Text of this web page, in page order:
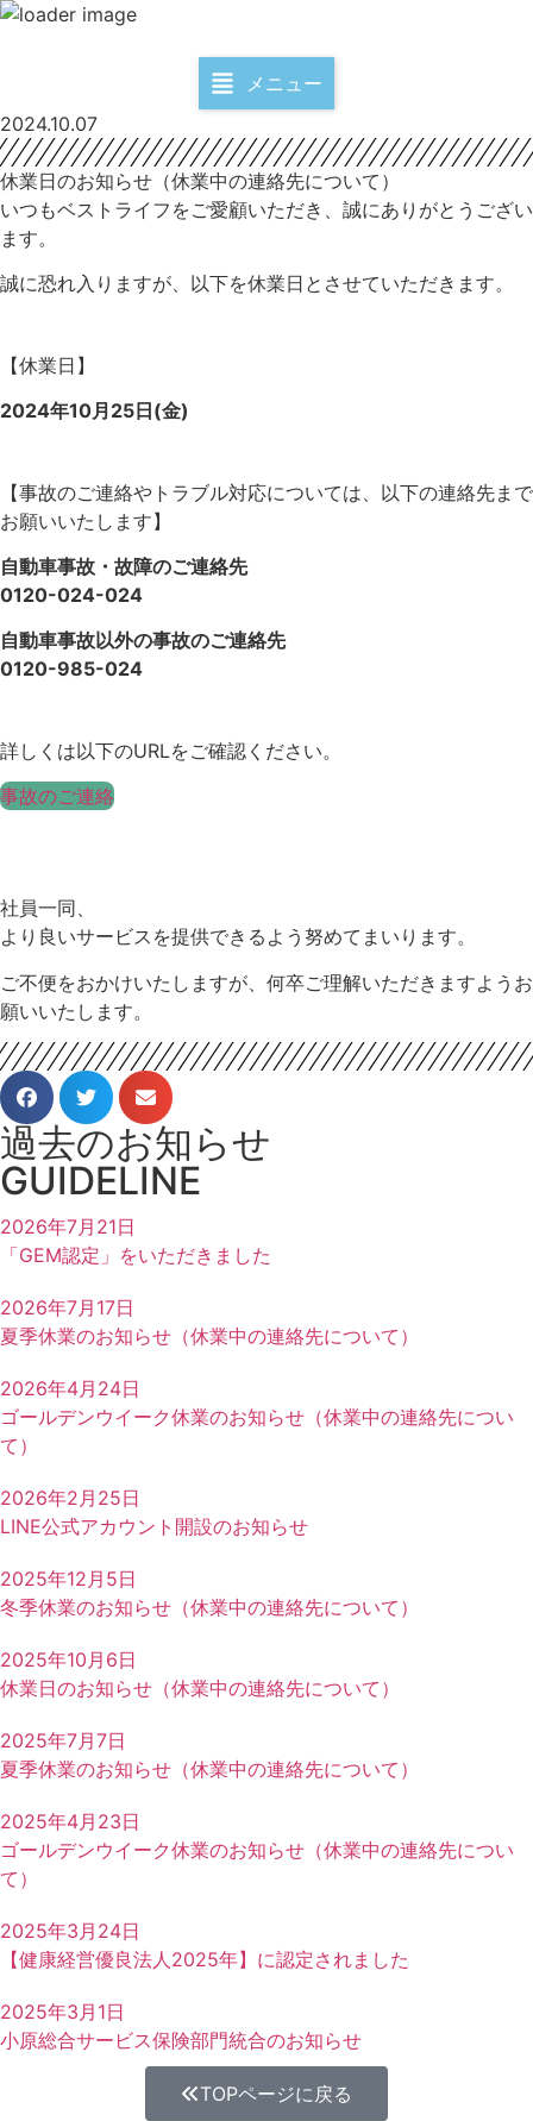
メニュー
2024.10.07
休業日のお知らせ（休業中の連絡先について）
いつもベストライフをご愛顧いただき、誠にありがとうござい
ます。
誠に恐れ入りますが、以下を休業日とさせていただきます。
【休業日】
2024年10月25日(金)
【事故のご連絡やトラブル対応については、以下の連絡先まで
お願いいたします】
自動車事故・故障のご連絡先
0120-024-024
自動車事故以外の事故のご連絡先
0120-985-024
詳しくは以下のURLをご確認ください。
事故のご連絡
社員一同、
より良いサービスを提供できるよう努めてまいります。
ご不便をおかけいたしますが、何卒ご理解いただきますようお
願いいたします。
過去のお知らせ
GUIDELINE
2026年7月21日
「GEM認定」をいただきました
2026年7月17日
夏季休業のお知らせ（休業中の連絡先について）
2026年4月24日
ゴールデンウイーク休業のお知らせ（休業中の連絡先につい
て）
2026年2月25日
LINE公式アカウント開設のお知らせ
2025年12月5日
冬季休業のお知らせ（休業中の連絡先について）
2025年10月6日
休業日のお知らせ（休業中の連絡先について）
2025年7月7日
夏季休業のお知らせ（休業中の連絡先について）
2025年4月23日
ゴールデンウイーク休業のお知らせ（休業中の連絡先につい
て）
2025年3月24日
【健康経営優良法人2025年】に認定されました
2025年3月1日
小原総合サービス保険部門統合のお知らせ
TOPページに戻る